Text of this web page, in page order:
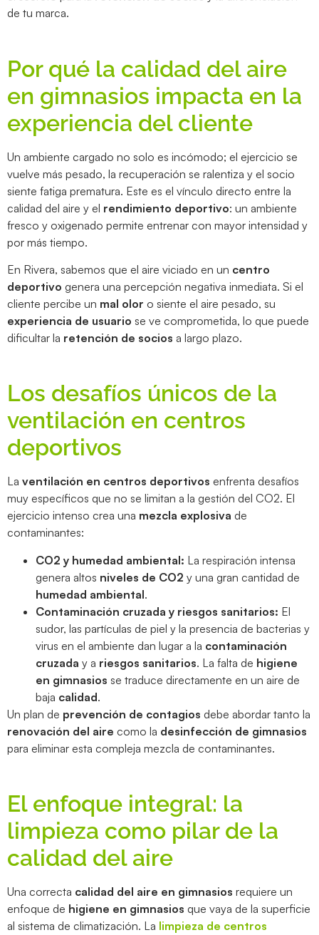
de tu marca.
Por qué la calidad del aire
en gimnasios impacta en la
experiencia del cliente
Un ambiente cargado no solo es incómodo; el ejercicio se
vuelve más pesado, la recuperación se ralentiza y el socio
siente fatiga prematura. Este es el vínculo directo entre la
calidad del aire y el rendimiento deportivo: un ambiente
fresco y oxigenado permite entrenar con mayor intensidad y
por más tiempo.
En Rivera, sabemos que el aire viciado en un centro
deportivo genera una percepción negativa inmediata. Si el
cliente percibe un mal olor o siente el aire pesado, su
experiencia de usuario se ve comprometida, lo que puede
dificultar la retención de socios a largo plazo.
Los desafíos únicos de la
ventilación en centros
deportivos
La ventilación en centros deportivos enfrenta desafíos
muy específicos que no se limitan a la gestión del CO2. El
ejercicio intenso crea una mezcla explosiva de
contaminantes:
CO2 y humedad ambiental: La respiración intensa
genera altos niveles de CO2 y una gran cantidad de
humedad ambiental.
Contaminación cruzada y riesgos sanitarios: El
sudor, las partículas de piel y la presencia de bacterias y
virus en el ambiente dan lugar a la contaminación
cruzada y a riesgos sanitarios. La falta de higiene
en gimnasios se traduce directamente en un aire de
baja calidad.
Un plan de prevención de contagios debe abordar tanto la
renovación del aire como la desinfección de gimnasios
para eliminar esta compleja mezcla de contaminantes.
El enfoque integral: la
limpieza como pilar de la
calidad del aire
Una correcta calidad del aire en gimnasios requiere un
enfoque de higiene en gimnasios que vaya de la superficie
al sistema de climatización. La limpieza de centros